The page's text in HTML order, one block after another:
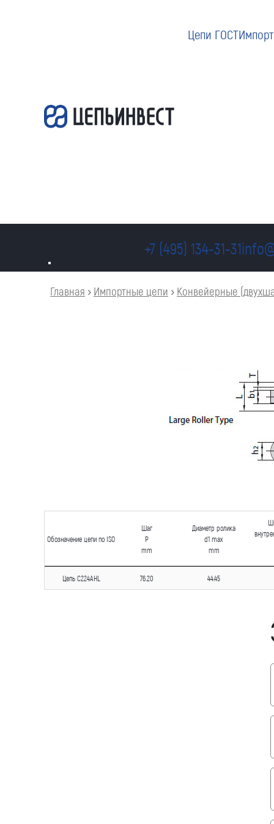
Цепи ГОСТ
+7 (495) 134-31-31
Главная › Импортные цепи › Конвейерные
Обозначение цепи по ISO
Шаг
P
mm
Диаметр ролика
d1 max
mm
Цепь C224AHL 76.20 44.45